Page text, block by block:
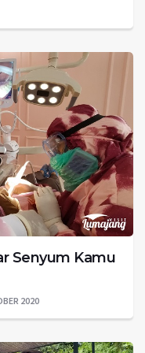
Senyum Kamu
2020